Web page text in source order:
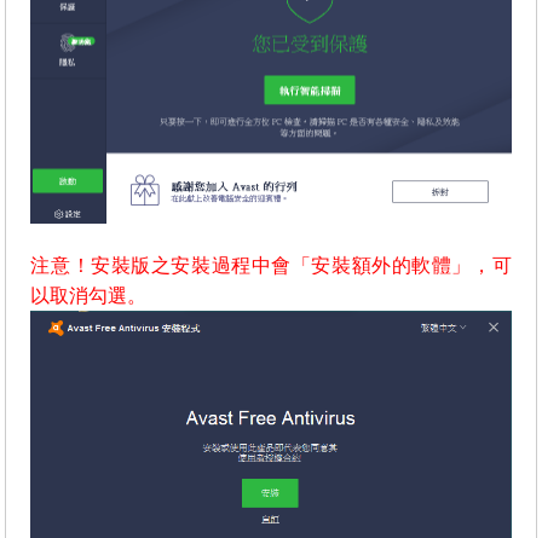
注意！安裝版之安裝過程中會「安裝額外的軟體」，可
以取消勾選。